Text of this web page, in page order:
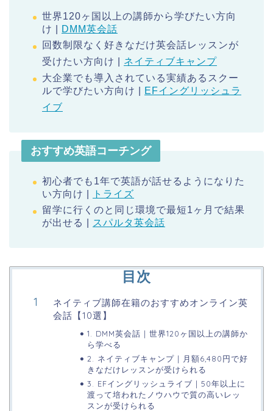
世界120ヶ国以上の講師から学びたい方向
け |
DMM英会話
回数制限なく好きなだけ英会話レッスンが
受けたい方向け | ネイティブキャンプ
大企業でも導入されている実績あるスクー
ルで学びたい方向け |
EFイングリッシュラ
イブ
おすすめ英語コーチング
初心者でも1年で英語が話せるようになりた
い方向け |
トライズ
留学に行くのと同じ環境で最短1ヶ月で結果
が出せる | スパルタ英会話
目次
ネイティブ講師在籍のおすすめオンライン英
会話【10選】
1. DMM英会話 | 世界120ヶ国以上の講師か
ら学べる
2. ネイティブキャンプ | 月額6,480円で好
きなだけレッスンが受けられる
3. EFイングリッシュライブ | 50年以上に
渡って培われたノウハウで質の高いレッ
スンが受けられる